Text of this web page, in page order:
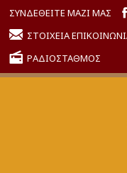
ΣΥΝΔΕΘΕΙΤΕ ΜΑΖΙ ΜΑΣ
ΣΤΟΙΧΕΙΑ
ΡΑΔΙΟΣΤΑΘΜΟΣ